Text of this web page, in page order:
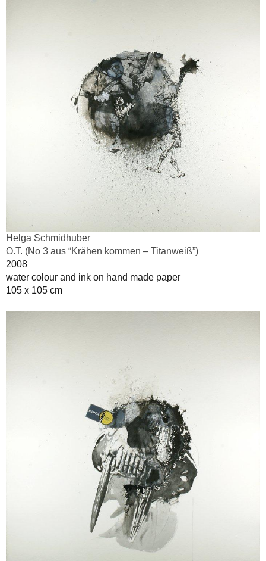
Helga Schmidhuber
O.T. (No 3 aus “Krähen kommen – Titanweiß”)
2008
water colour and ink on hand made paper
105 x 105 cm